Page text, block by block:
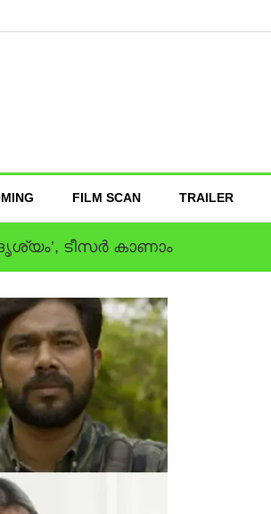
FILM SCAN TRAILER
ടീസര്‍ കാണാം